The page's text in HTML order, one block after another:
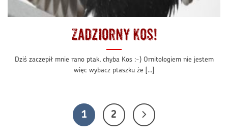
Zadziorny Kos!
Dziś zaczepił mnie rano ptak, chyba Kos :-) Ornitologiem nie jestem
więc wybacz ptaszku że [...]
1 2